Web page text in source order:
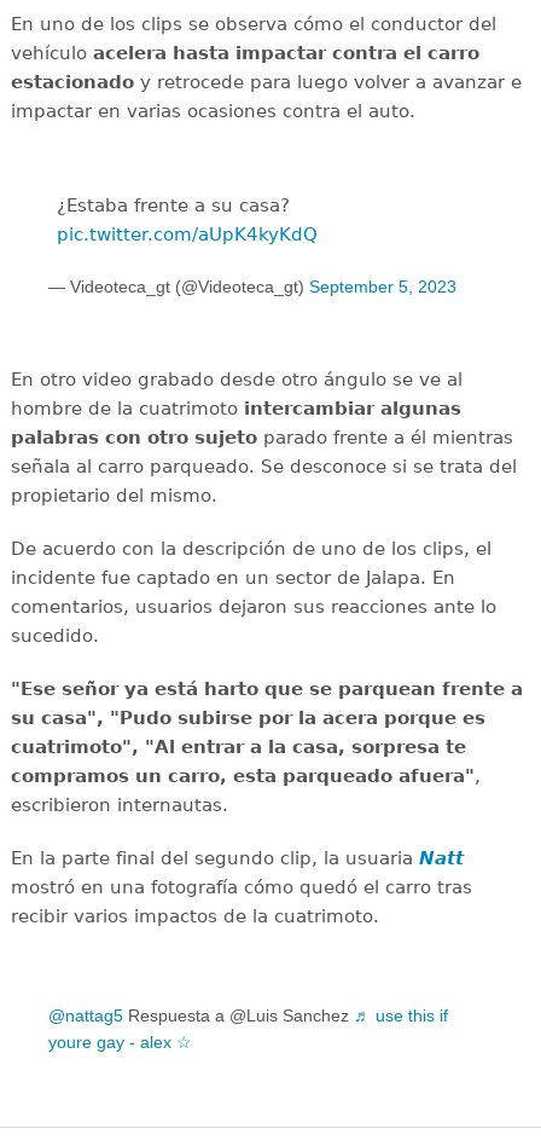
En uno de los clips se observa cómo el conductor del
vehículo acelera hasta impactar contra el carro
estacionadoy retrocede para luego volver a avanzar e
impactar en varias ocasiones contra el auto.
¿Estaba frente a su casa?
pic.twitter.com/aUpK4kyKdQ
— Videoteca_gt (@Videoteca_gt) September 5, 2023
En otro video grabado desde otro ángulo se ve al
hombre de la cuatrimoto intercambiar algunas
palabras con otro sujetoparado frente a él mientras
señala al carro parqueado. Se desconoce si se trata del
propietario del mismo.
De acuerdo con la descripción de uno de los clips, el
incidente fue captado en un sector de Jalapa. En
comentarios, usuarios dejaron sus reacciones ante lo
sucedido.
"Ese señor ya está harto que se parquean frente a
su casa", "Pudo subirse por la acera porque es
cuatrimoto", "Al entrar a la casa, sorpresa te
compramos un carro, esta parqueado afuera",
escribieron internautas.
En la parte final del segundo clip, la usuaria Natt
mostró en una fotografía cómo quedó el carro tras
recibir varios impactos de la cuatrimoto.
@nattag5 Respuesta a @Luis Sanchez ♬ use this if
youre gay - alex ☆